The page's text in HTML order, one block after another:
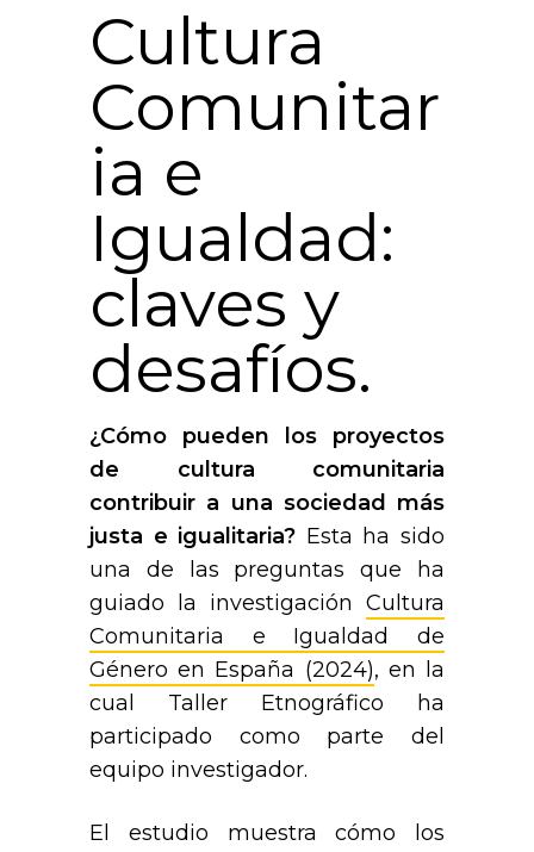
Cultura
Comunitar
ia e
Igualdad:
claves y
desafíos.
¿Cómo pueden los proyectos
de cultura comunitaria
contribuir a una sociedad más
justa e igualitaria? Esta ha sido
una de las preguntas que ha
guiado la investigación Cultura
Comunitaria e Igualdad de
Género en España (2024), en la
cual Taller Etnográfico ha
participado como parte del
equipo investigador.
El estudio muestra cómo los